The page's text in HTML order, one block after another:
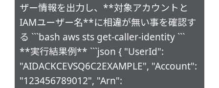
ザー情報を出力し、**対象アカウントと
IAMユーザー名**に相違が無い事を確認す
る ```bash aws sts get-caller-identity ```
**実行結果例** ```json { "UserId":
"AIDACKCEVSQ6C2EXAMPLE", "Account":
"123456789012", "Arn":